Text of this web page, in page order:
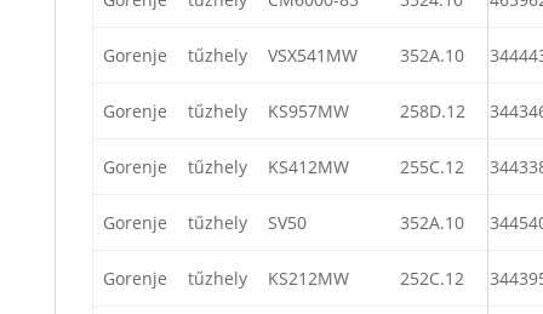
Gorenje tűzhely VSX541MW 352A.10
Gorenje tűzhely KS957MW 258D.12
Gorenje tűzhely KS412MW 255C.12
Gorenje tűzhely SV50 352A.10
Gorenje tűzhely KS212MW 252C.12